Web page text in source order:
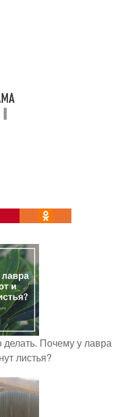
делать. Почему у лавра
листья?